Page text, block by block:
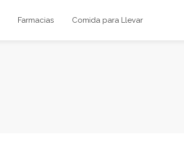
Farmacias Comida para Llevar